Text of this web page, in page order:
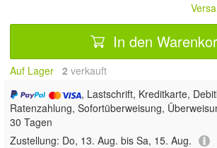
In den
Auf Lager 2 verkauft
, Lastschrift, Kreditkarte,
Ratenzahlung, Sofortüberweisung,
30 Tagen
Zustellung: Do, 13. Aug. bis Sa, 15. Aug.